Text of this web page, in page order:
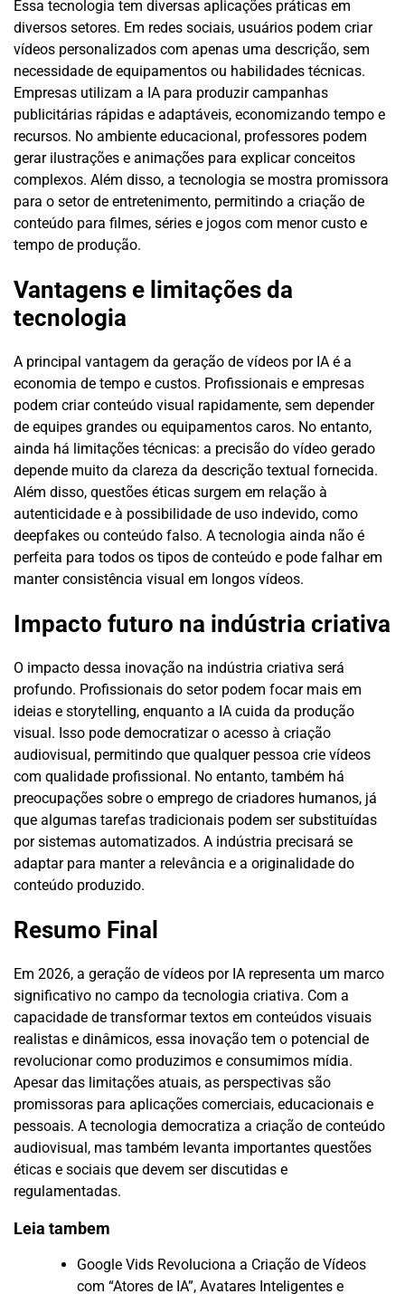
Essa tecnologia tem diversas aplicações práticas em
diversos setores. Em redes sociais, usuários podem criar
vídeos personalizados com apenas uma descrição, sem
necessidade de equipamentos ou habilidades técnicas.
Empresas utilizam a IA para produzir campanhas
publicitárias rápidas e adaptáveis, economizando tempo e
recursos. No ambiente educacional, professores podem
gerar ilustrações e animações para explicar conceitos
complexos. Além disso, a tecnologia se mostra promissora
para o setor de entretenimento, permitindo a criação de
conteúdo para filmes, séries e jogos com menor custo e
tempo de produção.
Vantagens e limitações da
tecnologia
A principal vantagem da geração de vídeos por IA é a
economia de tempo e custos. Profissionais e empresas
podem criar conteúdo visual rapidamente, sem depender
de equipes grandes ou equipamentos caros. No entanto,
ainda há limitações técnicas: a precisão do vídeo gerado
depende muito da clareza da descrição textual fornecida.
Além disso, questões éticas surgem em relação à
autenticidade e à possibilidade de uso indevido, como
deepfakes ou conteúdo falso. A tecnologia ainda não é
perfeita para todos os tipos de conteúdo e pode falhar em
manter consistência visual em longos vídeos.
Impacto futuro na indústria criativa
O impacto dessa inovação na indústria criativa será
profundo. Profissionais do setor podem focar mais em
ideias e storytelling, enquanto a IA cuida da produção
visual. Isso pode democratizar o acesso à criação
audiovisual, permitindo que qualquer pessoa crie vídeos
com qualidade profissional. No entanto, também há
preocupações sobre o emprego de criadores humanos, já
que algumas tarefas tradicionais podem ser substituídas
por sistemas automatizados. A indústria precisará se
adaptar para manter a relevância e a originalidade do
conteúdo produzido.
Resumo Final
Em 2026, a geração de vídeos por IA representa um marco
significativo no campo da tecnologia criativa. Com a
capacidade de transformar textos em conteúdos visuais
realistas e dinâmicos, essa inovação tem o potencial de
revolucionar como produzimos e consumimos mídia.
Apesar das limitações atuais, as perspectivas são
promissoras para aplicações comerciais, educacionais e
pessoais. A tecnologia democratiza a criação de conteúdo
audiovisual, mas também levanta importantes questões
éticas e sociais que devem ser discutidas e
regulamentadas.
Leia tambem
Google Vids Revoluciona a Criação de Vídeos
com “Atores de IA”, Avatares Inteligentes e